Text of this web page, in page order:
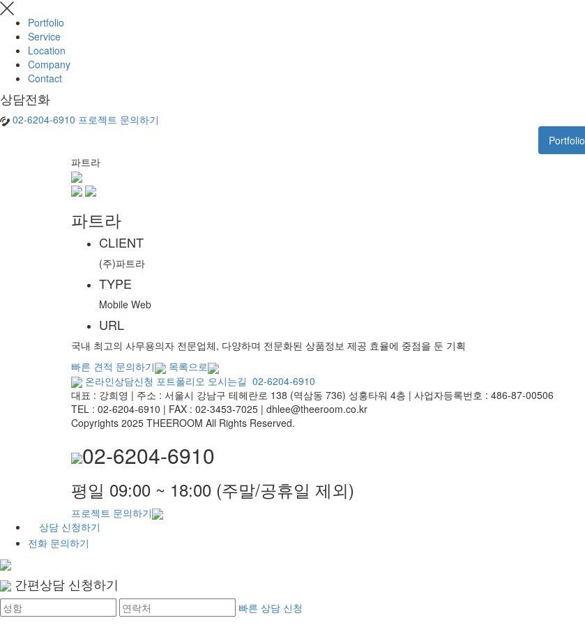
Portfolio
Service
Location
Company
Contact
상담전화
02-6204-6910 프로젝트 문의하기
Portfolio
파트라
파트라
CLIENT
(주)파트라
TYPE
Mobile Web
URL
국내 최고의 사무용의자 전문업체, 다양하며 전문화된 상품정보 제공 효율에 중점을 둔 기획
빠른 견적 문의하기
목록으로
온라인상담신청 포트폴리오 오시는길 02-6204-6910
대표 : 강희영 | 주소 : 서울시 강남구 테헤란로 138 (역삼동 736) 성홍타워 4층 | 사업자등록번호 : 486-87-00506
TEL : 02-6204-6910 | FAX : 02-3453-7025 | dhlee@theeroom.co.kr
Copyrights 2025 THEEROOM All Rights Reserved.
02-6204-6910
평일 09:00 ~ 18:00 (주말/공휴일 제외)
프로젝트 문의하기
상담 신청하기
전화 문의하기
간편상담 신청하기
빠른 상담 신청